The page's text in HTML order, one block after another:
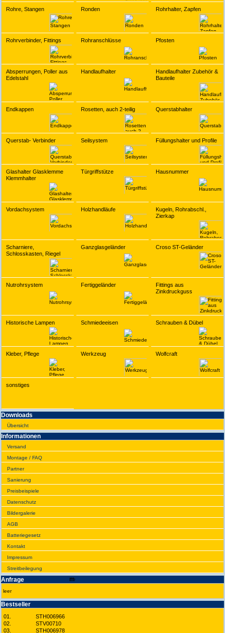
Rohre, Stangen Ronden Rohrhalter, Zapfen
Rohrverbinder, Fittings Rohranschlüsse Pfosten
Absperrungen, Poller aus
Edelstahl
Handlaufhalter
Handlaufhalter Zubehör &
Bauteile
Endkappen Rosetten, auch 2-teilig Querstabhalter
Querstab- Verbinder Seilsystem Füllungshalter und Profile
Glashalter Glasklemme
Klemmhalter
Türgriffstütze Hausnummer
Vordachsystem Holzhandläufe
Kugeln, Rohrabschl.,
Zierkap
Scharniere,
Schlosskasten, Riegel
Ganzglasgeländer Croso ST-Geländer
Nutrohrsystem Fertiggeländer
Fittings aus
Zinkdruckguss
Historische Lampen Schmiedeeisen Schrauben & Dübel
Kleber, Pflege Werkzeug Wolfcraft
sonstiges
Downloads
Übersicht
Infor­ma­tionen
Versand
Montage / FAQ
Partner
Sanie­rung
Preis­beispiele
Daten­schutz
Bilder­galerie
AGB
Batte­rie­gesetz
Kontakt
Impres­sum
Streit­bei­legung
Anfrage
leer
Best­seller
01.
STH006966
02.
STV00710
03.
STH006978